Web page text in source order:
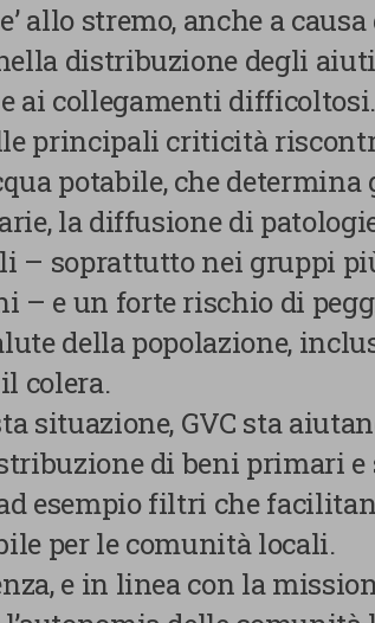
Centro
Utilizziamo cookie
fruizione del sito
profilazione propri e di
pubblicitari collegati alle
navigazione e dal loro
clic su “Impostazioni
premendo il pulsante
consultare la nostra
Analisi
marketing
terze parti
LE MIE SCELTE
allo stremo, anche a causa
distribuzione degli
ai collegamenti difficoltosi.
principali criticità
potabile, che
la diffusione di
– soprattutto nei gruppi
– e un forte rischio di
della popolazione,
colera.
situazione, GVC sta
di beni primari
esempio filtri che
per le comunità locali.
e in linea con la